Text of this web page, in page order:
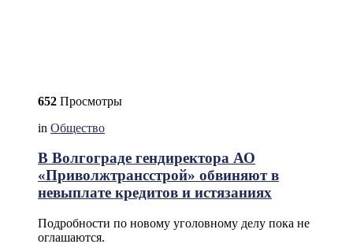
652 Просмотры
in Общество
В Волгограде гендиректора АО
«Приволжтрансстрой» обвиняют в
невыплате кредитов и истязаниях
Подробности по новому уголовному делу пока не
оглашаются.